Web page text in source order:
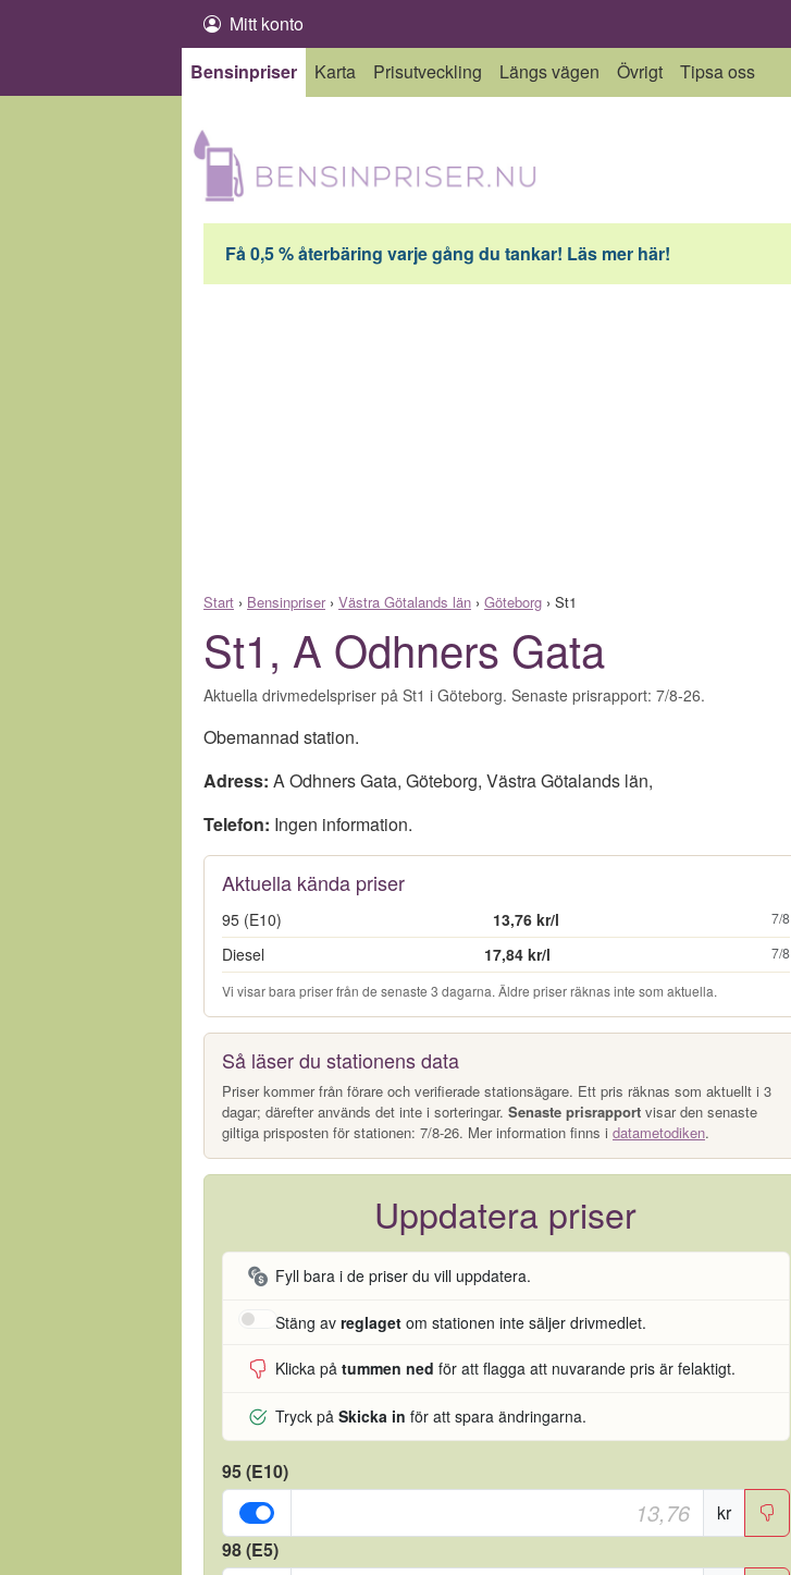
Mitt konto
Bensinpriser
Karta Prisutveckling Längs vägen Övrigt Tipsa oss
Få 0,5 % återbäring varje gång du tankar! Läs mer här!
Start › Bensinpriser› Västra Götalands län › Göteborg › St1
St1, A Odhners Gata
Aktuella drivmedelspriser på St1 i Göteborg. Senaste prisrapport: 7/8-26.
Obemannad station.
Adress: A Odhners Gata, Göteborg, Västra Götalands län,
Telefon: Ingen information.
Aktuella kända priser
95 (E10) 13,76 kr/l 7/8
Diesel 17,84 kr/l 7/8
Vi visar bara priser från de senaste 3 dagarna. Äldre priser räknas inte som aktuella.
Så läser du stationens data
Priser kommer från förare och verifierade stationsägare. Ett pris räknas som aktuellt i 3
dagar; därefter används det inte i sorteringar. Senaste prisrapport visar den senaste
giltiga prisposten för stationen: 7/8-26. Mer information finns i datametodiken.
Uppdatera priser
Fyll bara i de priser du vill uppdatera.
Stäng av reglaget om stationen inte säljer drivmedlet.
Klicka på tummen ned för att flagga att nuvarande pris är felaktigt.
Tryck på Skicka in för att spara ändringarna.
95 (E10)
kr
98 (E5)